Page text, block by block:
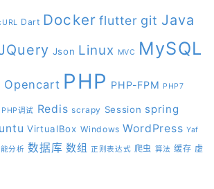
Dart Docker flutter git Java
Json Linux MVC MySQL
Opencart PHP PHP-FPM PHP7
PHP调试 Redis scrapy Session spring
VirtualBox Windows WordPress Yaf
分析 数据库 数组 正则表达式 爬虫 算法 缓存 虚